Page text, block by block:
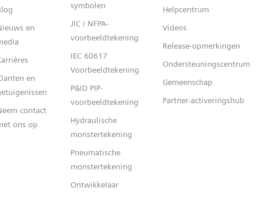
en
en
contact
ons op
symbolen
JIC / NFPA-
voorbeeldtekening
IEC 60617
Voorbeeldtekening
P&ID PIP-
voorbeeldtekening
Hydraulische
monstertekening
Pneumatische
monstertekening
Ontwikkelaar
Helpcentrum
Videos
Release-opmerkingen
Ondersteuningscentrum
Gemeenschap
Partner-activeringshub